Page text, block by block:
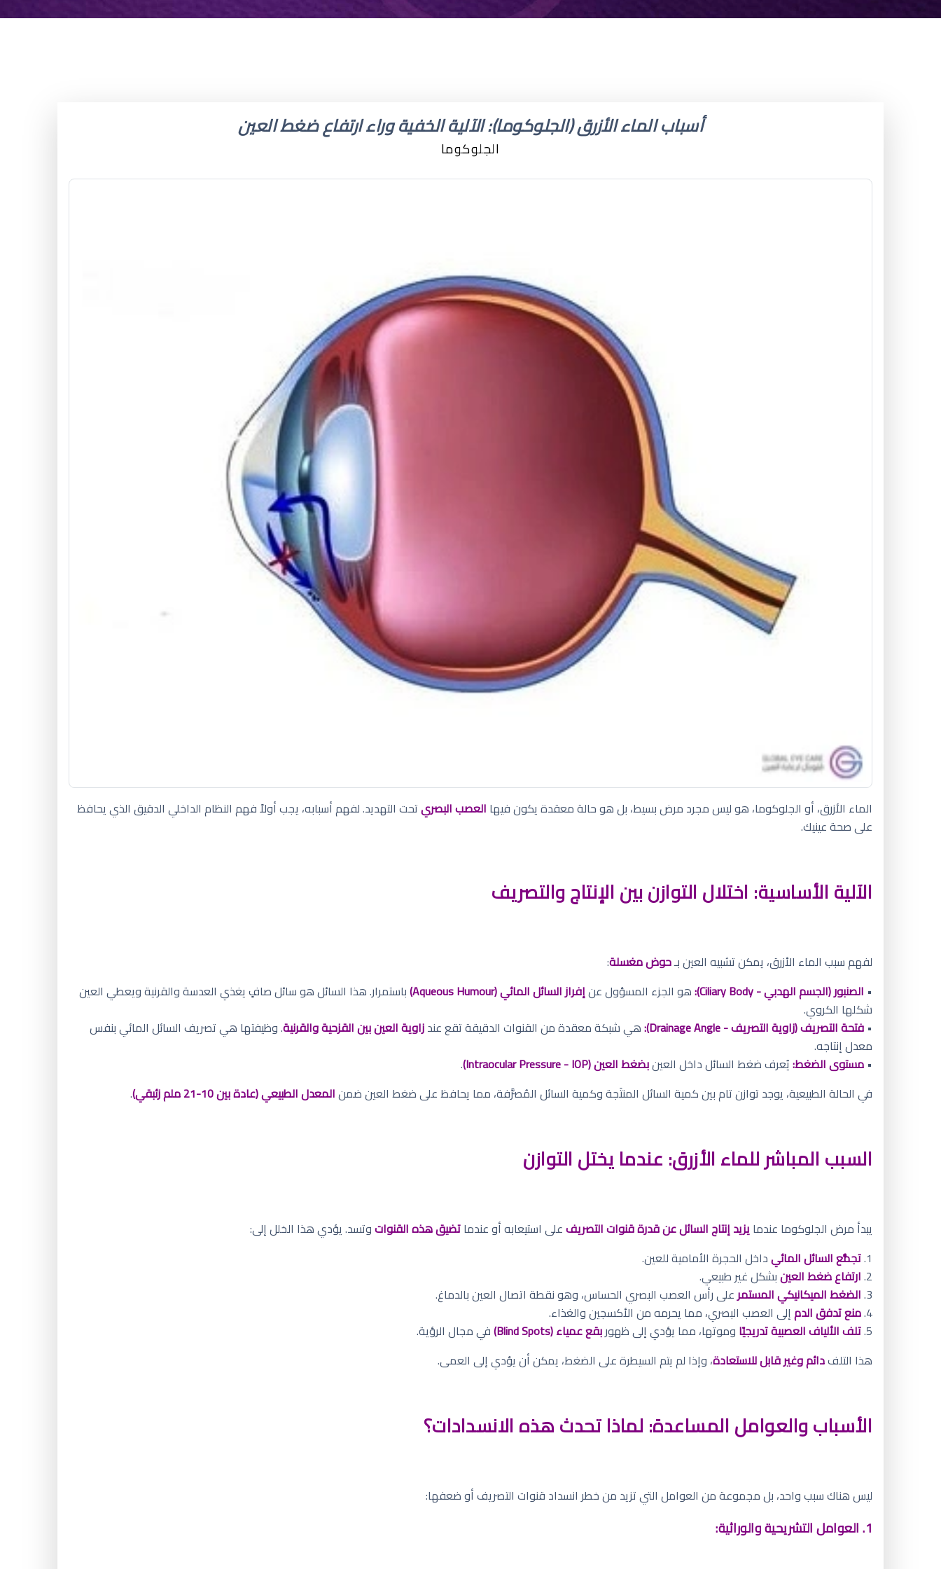
أسباب الماء الأزرق (الجلوكوما): الآلية الخفية وراء ارتفاع ضغط العين
الجلوكوما
الماء الأزرق، أو الجلوكوما، هو ليس مجرد مرض بسيط، بل هو حالة معقدة يكون فيها العصب البصريتحت التهديد. لفهم أسبابه، يجب أولاً فهم النظام الداخلي الدقيق الذي يحافظ
على صحة عينيك.
الآلية الأساسية: اختلال التوازن بين الإنتاج والتصريف
لفهم سبب الماء الأزرق، يمكن تشبيه العين بـحوض مغسلة:
• الصنبور (الجسم الهدبي - Ciliary Body): هو الجزء المسؤول عنإفراز السائل المائي (Aqueous Humour)
باستمرار. هذا السائل هو سائل صافٍ يغذي العدسة والقرنية ويعطي العين
شكلها الكروي.
• فتحة التصريف (زاوية التصريف - Drainage Angle): هي شبكة معقدة من القنوات الدقيقة تقع عندزاوية العين بين القزحية والقرنية. وظيفتها هي تصريف السائل المائي بنفس
معدل إنتاجه.
• مستوى الضغط:يُعرف ضغط السائل داخل العينبضغط العين (Intraocular Pressure - IOP)
.
في الحالة الطبيعية، يوجد توازن تام بين كمية السائل المنتَجة وكمية السائل المُصرَّفة، مما يحافظ على ضغط العين ضمنالمعدل الطبيعي (عادة بين 10-21 ملم زئبقي) .
السبب المباشر للماء الأزرق: عندما يختل التوازن
يبدأ مرض الجلوكوما عندمايزيد إنتاج السائل عن قدرة قنوات التصريفعلى استيعابه أو عندماتضيق هذه القنواتوتسد. يؤدي هذا الخلل إلى:
1. تجمُّع السائل المائيداخل الحجرة الأمامية للعين.
2. ارتفاع ضغط العينبشكل غير طبيعي.
3. الضغط الميكانيكي المستمرعلى رأس العصب البصري الحساس، وهو نقطة اتصال العين بالدماغ.
4. منع تدفق الدمإلى العصب البصري، مما يحرمه من الأكسجين والغذاء.
5. تلف الألياف العصبية تدريجيًا وموتها، مما يؤدي إلى ظهوربقع عمياء (Blind Spots)
في مجال الرؤية.
هذا التلفدائم وغير قابل للاستعادة، وإذا لم يتم السيطرة على الضغط، يمكن أن يؤدي إلى العمى.
الأسباب والعوامل المساعدة: لماذا تحدث هذه الانسدادات؟
ليس هناك سبب واحد، بل مجموعة من العوامل التي تزيد من خطر انسداد قنوات التصريف أو ضعفها:
1. العوامل التشريحية والوراثية: